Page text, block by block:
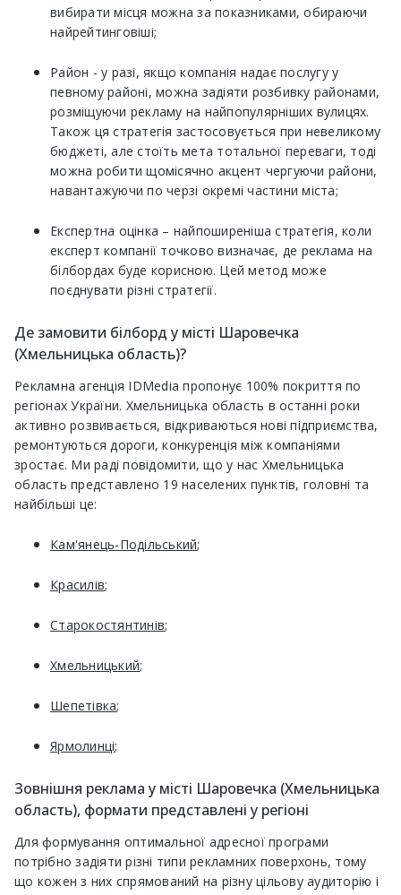
вибирати місця можна за показниками, обираючи
найрейтинговіші;
Район - у разі, якщо компанія надає послугу у
певному районі, можна задіяти розбивку районами,
розміщуючи рекламу на найпопулярніших вулицях.
Також ця стратегія застосовується при невеликому
бюджеті, але стоїть мета тотальної переваги, тоді
можна робити щомісячно акцент чергуючи райони,
навантажуючи по черзі окремі частини міста;
Експертна оцінка – найпоширеніша стратегія, коли
експерт компанії точково визначає, де реклама на
білбордах буде корисною. Цей метод може
поєднувати різні стратегії.
Де замовити білборд у місті Шаровечка
(Хмельницька область)?
Рекламна агенція IDMedia пропонує 100% покриття по
регіонах України. Хмельницька область в останні роки
активно розвивається, відкриваються нові підприємства,
ремонтуються дороги, конкуренція між компаніями
зростає. Ми раді повідомити, що у нас Хмельницька
область представлено 19 населених пунктів, головні та
найбільші це:
Кам'янець-Подільський;
Красилів;
Старокостянтинів;
Хмельницький;
Шепетівка;
Ярмолинці;
Зовнішня реклама у місті Шаровечка (Хмельницька
область), формати представлені у регіоні
Для формування оптимальної адресної програми
потрібно задіяти різні типи рекламних поверхонь, тому
що кожен з них спрямований на різну цільову аудиторію і